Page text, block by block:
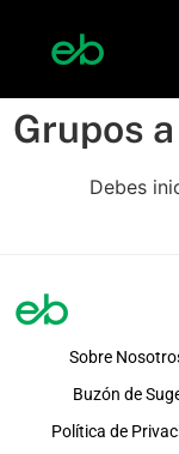
Grupos
Debes
Sobre
Buzón de
Política de